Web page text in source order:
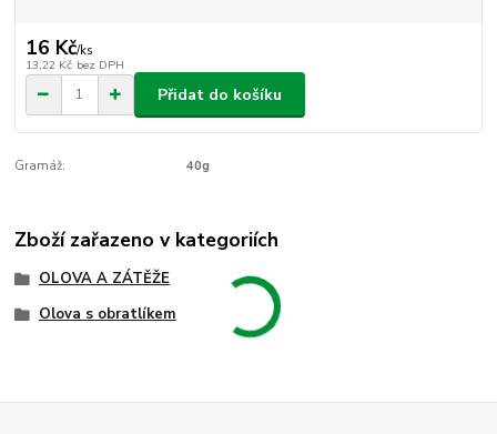
16 Kč/ks
13,22 Kč bez DPH
Přidat do košíku
Gramáž: 40g
Zboží zařazeno v kategoriích
OLOVA A ZÁTĚŽE
Olova s obratlíkem